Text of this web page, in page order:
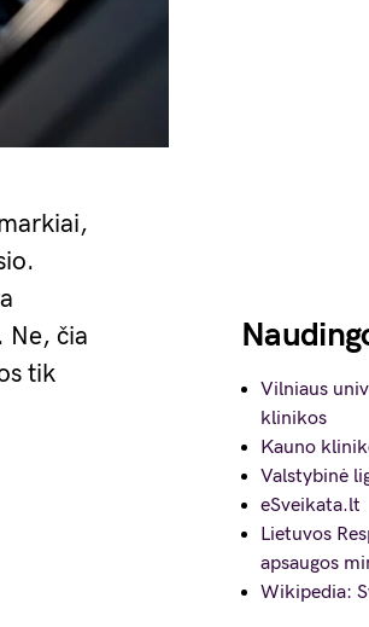
Ne, čia
tik
Vilniaus
klinikos
Kauno
Valstybinė
eSveikata.lt
Lietuvos
apsaugos
Wikipedia: